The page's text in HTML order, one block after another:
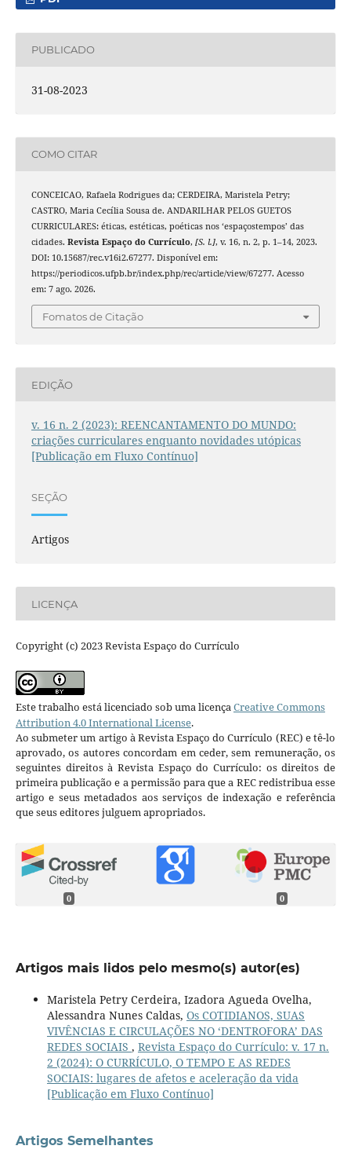
PUBLICADO
31-08-2023
COMO CITAR
CONCEICAO, Rafaela Rodrigues da; CERDEIRA, Maristela Petry;
CASTRO, Maria Cecília Sousa de. ANDARILHAR PELOS GUETOS
CURRICULARES: éticas, estéticas, poéticas nos ‘espaçostempos’ das
cidades. Revista Espaço do Currículo, [S. l.], v. 16, n. 2, p. 1–14, 2023.
DOI: 10.15687/rec.v16i2.67277. Disponível em:
https://periodicos.ufpb.br/index.php/rec/article/view/67277. Acesso
em: 7 ago. 2026.
Fomatos de Citação
EDIÇÃO
v. 16 n. 2 (2023): REENCANTAMENTO DO MUNDO:
criações curriculares enquanto novidades utópicas
[Publicação em Fluxo Contínuo]
SEÇÃO
Artigos
LICENÇA
Copyright (c) 2023 Revista Espaço do Currículo
Este trabalho está licenciado sob uma licençaCreative Commons
Attribution 4.0 International License.
Ao submeter um artigo à Revista Espaço do Currículo (REC) e tê-lo
aprovado, os autores concordam em ceder, sem remuneração, os
seguintes direitos à Revista Espaço do Currículo: os direitos de
primeira publicação e a permissão para que a REC redistribua esse
artigo e seus metadados aos serviços de indexação e referência
que seus editores julguem apropriados.
0 0
Artigos mais lidos pelo mesmo(s) autor(es)
Maristela Petry Cerdeira, Izadora Agueda Ovelha,
Alessandra Nunes Caldas, Os COTIDIANOS, SUAS
VIVÊNCIAS E CIRCULAÇÕES NO ‘DENTROFORA’ DAS
REDES SOCIAIS , Revista Espaço do Currículo: v. 17 n.
2 (2024): O CURRÍCULO, O TEMPO E AS REDES
SOCIAIS: lugares de afetos e aceleração da vida
[Publicação em Fluxo Contínuo]
Artigos Semelhantes